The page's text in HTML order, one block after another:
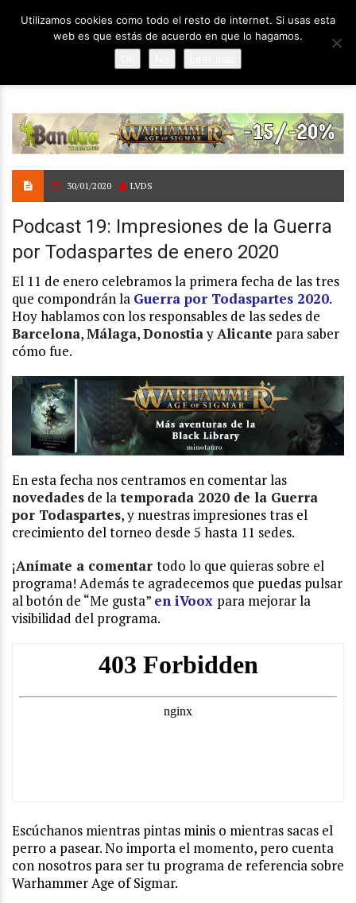
30/01/2020 LVDS
Podcast 19: Impresiones de la Guerra
por Todaspartes de enero 2020
El 11 de enero celebramos la primera fecha de las tres
que compondrán la Guerra por Todaspartes 2020.
Hoy hablamos con los responsables de las sedes de
Barcelona,Málaga,DonostiayAlicante para saber
cómo fue.
En esta fecha nos centramos en comentar las
novedades de latemporada 2020 de la Guerra
por Todaspartes, y nuestras impresiones tras el
crecimiento del torneo desde 5 hasta 11 sedes.
¡Anímate a comentar todo lo que quieras sobre el
programa! Además te agradecemos que puedas pulsar
al botón de “Me gusta” en iVoox para mejorar la
visibilidad del programa.
Escúchanos mientras pintas minis o mientras sacas el
perro a pasear. No importa el momento, pero cuenta
con nosotros para ser tu programa de referencia sobre
Warhammer Age of Sigmar.
Utilizamos cookies como todo el resto de internet. Si usas esta
web es que estás de acuerdo en que lo hagamos.